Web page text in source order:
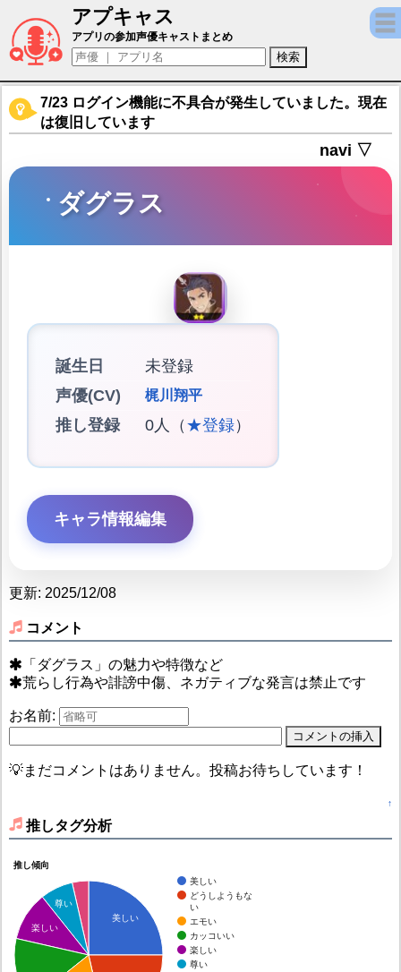
アプキャス
ダグラス（声優：梶川翔平)【英雄伝説ガガ
アプリの参加声優キャストまとめ
7/23 ログイン機能に不具合が発生していました。現在
は復旧しています
navi ▽
ダグラス
誕生日
未登録
声優(CV)
梶川翔平
推し登録 0人（ ★登録）
キャラ情報編集
更新: 2025/12/08
コメント
「ダグラス」の魅力や特徴など
荒らし行為や誹謗中傷、ネガティブな発言は禁止です
お名前:
💡まだコメントはありません。投稿お待ちしています！
↑
推しタグ分析
推し傾向
美しい
どうしようもな
い
エモい
カッコいい
楽しい
尊い
美しい
尊い
楽しい